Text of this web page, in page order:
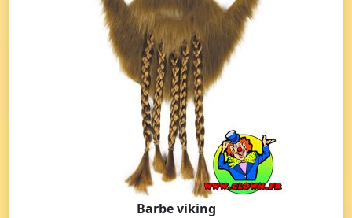
Barbe viking